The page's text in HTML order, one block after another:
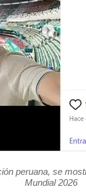
peruana, se
Mundial 2026